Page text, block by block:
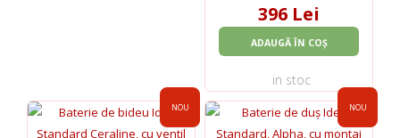
396 Lei
ADAUGĂ ÎN COȘ
in stoc
NOU NOU